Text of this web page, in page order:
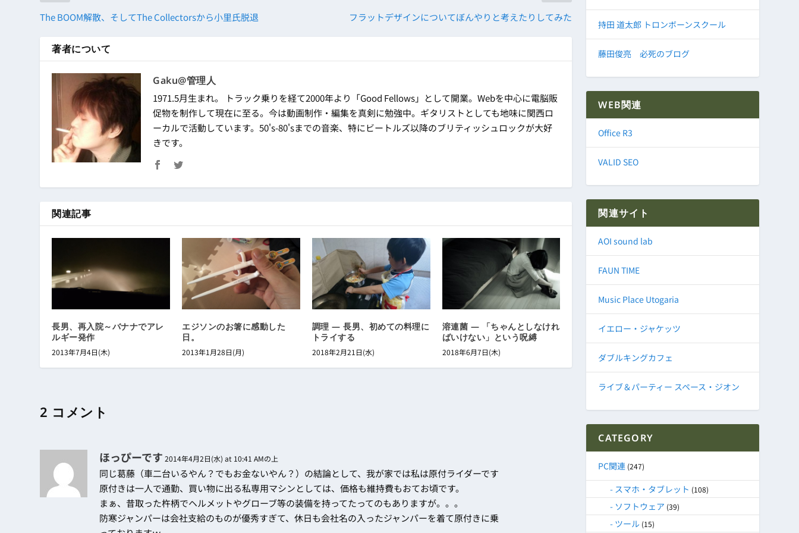
The BOOM解散、そしてThe Collectorsから小里氏脱退 フラットデザインについてぼんやりと考えたりしてみた
著者について
Gaku@管理人
1971.5月生まれ。 トラック乗りを経て2000年より「Good Fellows」として開業。Webを中心に電脳販
促物を制作して現在に至る。今は動画制作・編集を真剣に勉強中。ギタリストとしても地味に関西ロ
ーカルで活動しています。50's-80'sまでの音楽、特にビートルズ以降のブリティッシュロックが大好
きです。
関連記事
長男、再入院～バナナでアレ
ルギー発作
2013年7月4日(木)
エジソンのお箸に感動した
日。
2013年1月28日(月)
調理 ― 長男、初めての料理に
トライする
2018年2月21日(水)
溶連菌 ― 「ちゃんとしなけれ
ばいけない」という呪縛
2018年6月7日(木)
2 コメント
ほっぴーです 2014年4月2日(水) at 10:41 AMの上
同じ葛藤（車二台いるやん？でもお金ないやん？）の結論として、我が家では私は原付ライダーです
原付きは一人で通勤、買い物に出る私専用マシンとしては、価格も維持費もおてお頃です。
まぁ、昔取った杵柄でヘルメットやグローブ等の装備を持ってたってのもありますが。。。
防寒ジャンパーは会社支給のものが優秀すぎて、休日も会社名の入ったジャンパーを着て原付きに乗
持田 道太郎 トロンボーンスクール
藤田俊亮 必死のブログ
WEB関連
Office R3
VALID SEO
関連サイト
AOI sound lab
FAUN TIME
Music Place Utogaria
イエロー・ジャケッツ
ダブルキングカフェ
ライブ＆パーティー スペース・ジオン
CATEGORY
PC関連 (247)
スマホ・タブレット (108)
ソフトウェア (39)
ツール (15)